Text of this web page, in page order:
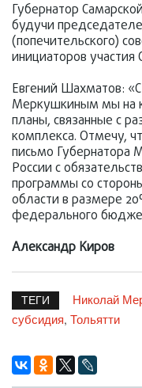
Губернатор
будучи
(попечительского)
инициаторов участия
Евгений Шахматов:
Меркушкиным мы на
планы, связанные с
комплекса. Отмечу,
письмо Губернатора
России с
программы со
области в размере
федерального
Александр Киров
ТЕГИ Николай
субсидия, Тольятти